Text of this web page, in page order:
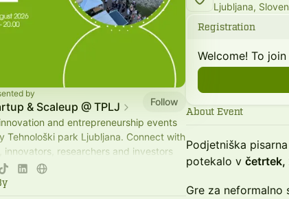
by
& Scaleup @ TPLJ
Follow
and entrepreneurship events
Tehnološki park Ljubljana. Connect with
innovators, researchers and investors
future.
Ljubljana,
Registration
Welcome! To
About Event
Podjetniška
potekalo v četrtek,
Gre za neformalno